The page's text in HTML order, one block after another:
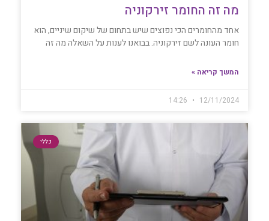
מה זה החומר זירקוניה
אחד מהחומרים הכי נפוצים שיש בתחום של שיקום שיניים, הוא
חומר העונה לשם זירקוניה. בבואנו לענות על השאלה מה זה
המשך קריאה »
12/11/2024
כללי